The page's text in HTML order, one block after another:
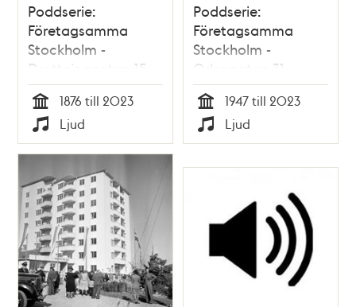
Poddserie:
Företagsamma
Stockholm -
Drottninggatan 15,
Ericsson
Tid
1876 till 2023
Typ
Ljud
Poddserie:
Företagsamma
Stockholm -
Odengatan 31,
första Konsum
snabbköp
Tid
1947 till 2023
Typ
Ljud